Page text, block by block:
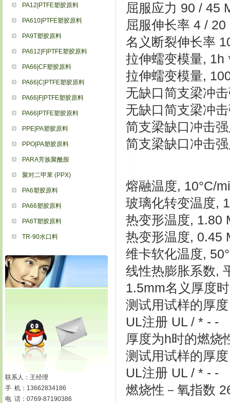
PA12|PTFE塑胶原料
PA610|PTFE塑胶原料
PA9T塑胶原料
PA612|F|PTFE塑胶原料
PA66|CF塑胶原料
PA66|C|PTFE塑胶原料
PA66|F|PTFE塑胶原料
PA66|PTFE塑胶原料
PPE|PA塑胶原料
PPO|PA塑胶原料
PARA芳族聚酰胺
聚对二甲苯 (PPX)
PA6塑胶原料
PA66塑胶原料
PA6T塑胶原料
TR-90水口料
联系人：王经理
手 机：13662834186
电 话：0769-87190386
屈服应力 90 / 45
屈服伸长率 4 /
名义断裂伸长率
拉伸蠕变模量, 1h
拉伸蠕变模量,
无缺口简支梁冲
无缺口简支梁冲
简支梁缺口冲击
简支梁缺口冲击
熔融温度, 10°C/
玻璃化转变温度,
热变形温度, 1.80
热变形温度, 0.45
维卡软化温度,
线性热膨胀系数,
1.5mm名义厚度
测试用试样的厚
UL注册 UL / * - -
厚度为h时的燃烧
测试用试样的厚
UL注册 UL / * - -
燃烧性－氧指数